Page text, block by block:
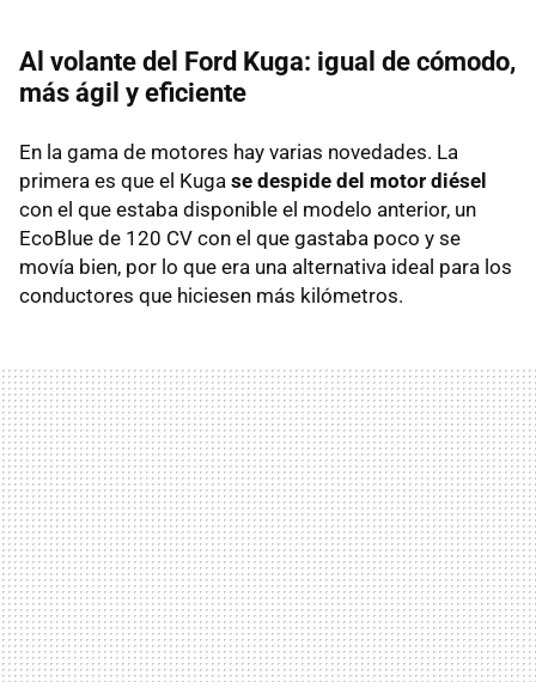
Al volante del Ford Kuga: igual de cómodo,
más ágil y eficiente
En la gama de motores hay varias novedades. La
primera es que el Kuga se despide del motor diésel
con el que estaba disponible el modelo anterior, un
EcoBlue de 120 CV con el que gastaba poco y se
movía bien, por lo que era una alternativa ideal para los
conductores que hiciesen más kilómetros.